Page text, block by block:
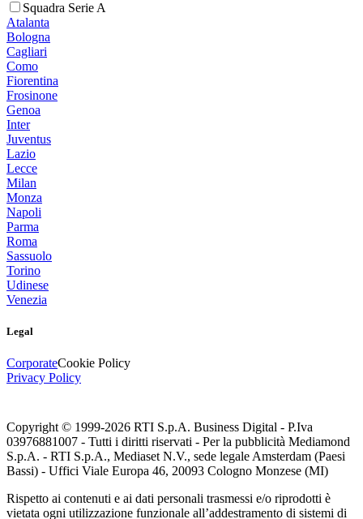
Squadra Serie A
Atalanta
Bologna
Cagliari
Como
Fiorentina
Frosinone
Genoa
Inter
Juventus
Lazio
Lecce
Milan
Monza
Napoli
Parma
Roma
Sassuolo
Torino
Udinese
Venezia
Legal
CorporateCookie Policy
Privacy Policy
Copyright © 1999-2026 RTI S.p.A. Business Digital - P.Iva
03976881007 - Tutti i diritti riservati - Per la pubblicità Mediamond
S.p.A. - RTI S.p.A., Mediaset N.V., sede legale Amsterdam (Paesi
Bassi) - Uffici Viale Europa 46, 20093 Cologno Monzese (MI)
Rispetto ai contenuti e ai dati personali trasmessi e/o riprodotti è
vietata ogni utilizzazione funzionale all’addestramento di sistemi di